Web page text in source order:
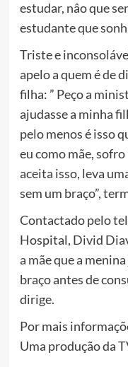
estudar, nâo que
estudante que
Triste e
apelo a quem é de
filha: ” Peço a
ajudasse a minha
pelo menos é isso
eu como mãe,
aceita isso, leva
sem um braço”,
Contactado pelo
Hospital, Divid
a mãe que a
braço antes de
dirige.
Por mais
Uma produção da